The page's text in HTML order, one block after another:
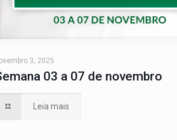
3, 2025
03 a 07 de novembro
Leia mais